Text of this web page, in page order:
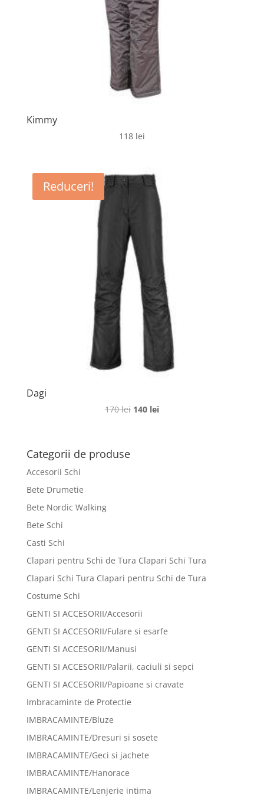
Kimmy
118 lei
Reduceri!
Dagi
170lei Prețul
140 leiPrețul
Categorii de produse
Accesorii Schi
Bete Drumetie
Bete Nordic Walking
Bete Schi
Casti Schi
Clapari pentru Schi de Tura Clapari Schi Tura
Clapari Schi Tura Clapari pentru Schi de Tura
Costume Schi
GENTI SI ACCESORII/Accesorii
GENTI SI ACCESORII/Fulare si esarfe
GENTI SI ACCESORII/Manusi
GENTI SI ACCESORII/Palarii, caciuli si sepci
GENTI SI ACCESORII/Papioane si cravate
Imbracaminte de Protectie
IMBRACAMINTE/Bluze
IMBRACAMINTE/Dresuri si sosete
IMBRACAMINTE/Geci si jachete
IMBRACAMINTE/Hanorace
IMBRACAMINTE/Lenjerie intima